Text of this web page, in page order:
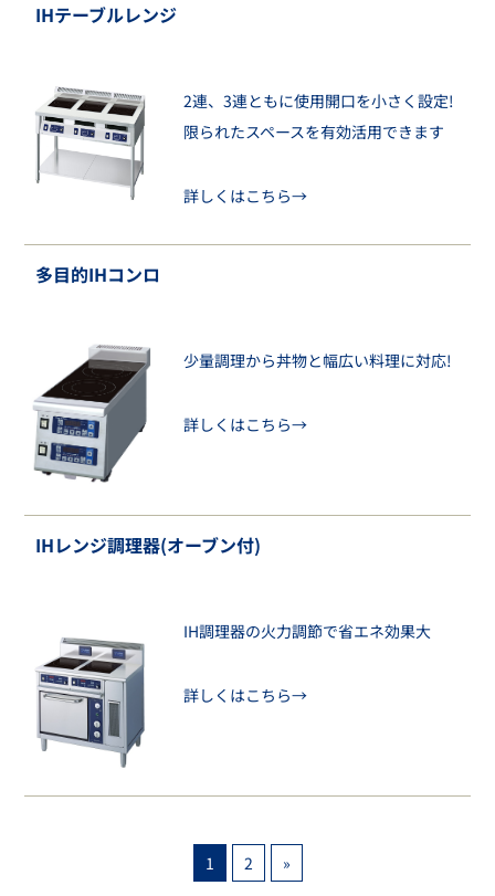
IHテーブルレンジ
2連、3連ともに使用開口を小さく設定!
限られたスペースを有効活用できます
詳しくはこちら→
多目的IHコンロ
少量調理から丼物と幅広い料理に対応!
詳しくはこちら→
IHレンジ調理器(オーブン付)
IH調理器の火力調節で省エネ効果大
詳しくはこちら→
1 2 »